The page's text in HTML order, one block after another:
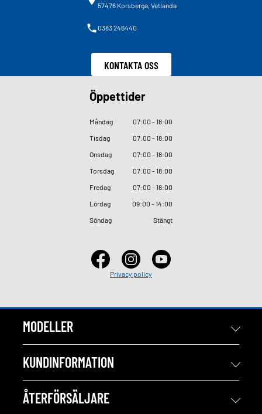
57476 Korsberga, Vetlanda
0383 246440
KONTAKTA OSS
Öppettider
Måndag 07:00 - 18:00
Tisdag
07:00 - 18:00
Onsdag
07:00 - 18:00
Torsdag
07:00 - 18:00
Fredag
07:00 - 18:00
Lördag
09:00 - 14:00
Söndag
Stängt
Privacy policy
MODELLER
KUNDINFORMATION
ÅTERFÖRSÄLJARE